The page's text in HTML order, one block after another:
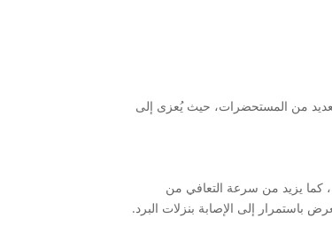
من المستحضرات، حيث يُعزى إلى
كما يزيد من سرعة التعافي من
باستمرار إلى الإصابة بنزلات البرد.